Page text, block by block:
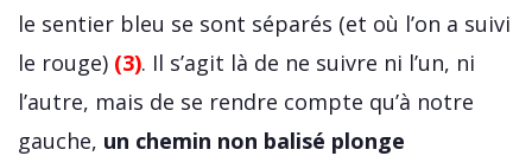
le sentier bleu se sont séparés (et où l’on a suivi
le rouge) (3). Il s’agit là de ne suivre ni l’un, ni
l’autre, mais de se rendre compte qu’à notre
gauche, un chemin non balisé plonge